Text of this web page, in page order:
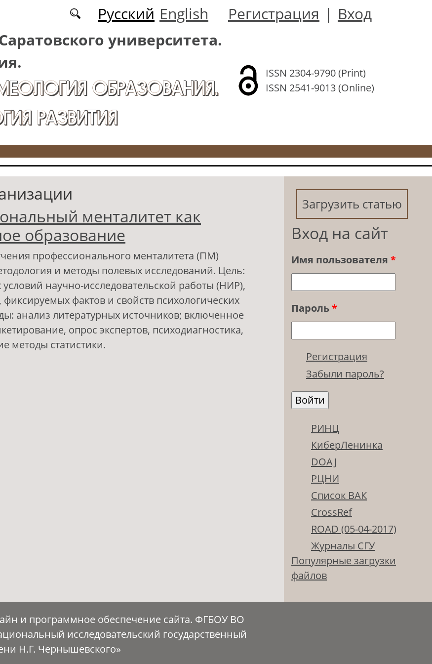
Русский English Регистрация | Вход
университета.
ОБРАЗОВАНИЯ.
РАЗВИТИЯ
ISSN 2304-9790 (Print)
ISSN 2541-9013 (Online)
менталитет как
образование
профессионального менталитета (ПМ)
и методы полевых исследований. Цель:
научно-исследовательской работы (НИР),
фиксируемых фактов и свойств психологических
анализ литературных источников; включенное
опрос экспертов, психодиагностика,
методы статистики.
Загрузить статью
Вход на сайт
Имя пользователя *
Пароль*
Регистрация
Забыли пароль?
РИНЦ
КиберЛенинка
DOAJ
РЦНИ
Список ВАК
CrossRef
ROAD (05-04-2017)
Журналы СГУ
Популярные загрузки
файлов
и программное обеспечение сайта. ФГБОУ ВО
исследовательский государственный
Н.Г. Чернышевского»